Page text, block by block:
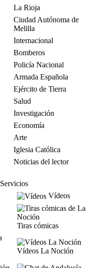
La Rioja
Ciudad Autónoma de
Melilla
Internacional
Bomberos
Policía Nacional
Armada Española
Ejército de Tierra
Salud
Investigación
Economía
Arte
Iglesia Católica
Noticias del lector
Servicios
Vídeos
Tiras cómicas
Vídeos La Noción